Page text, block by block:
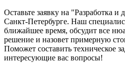
Оставьте заявку на "Разработка и
Санкт-Петербурге. Наш
ближайшее время, обсудит все
решение и назовет примерную
Поможет составить техническое
интересующие вас вопросы!